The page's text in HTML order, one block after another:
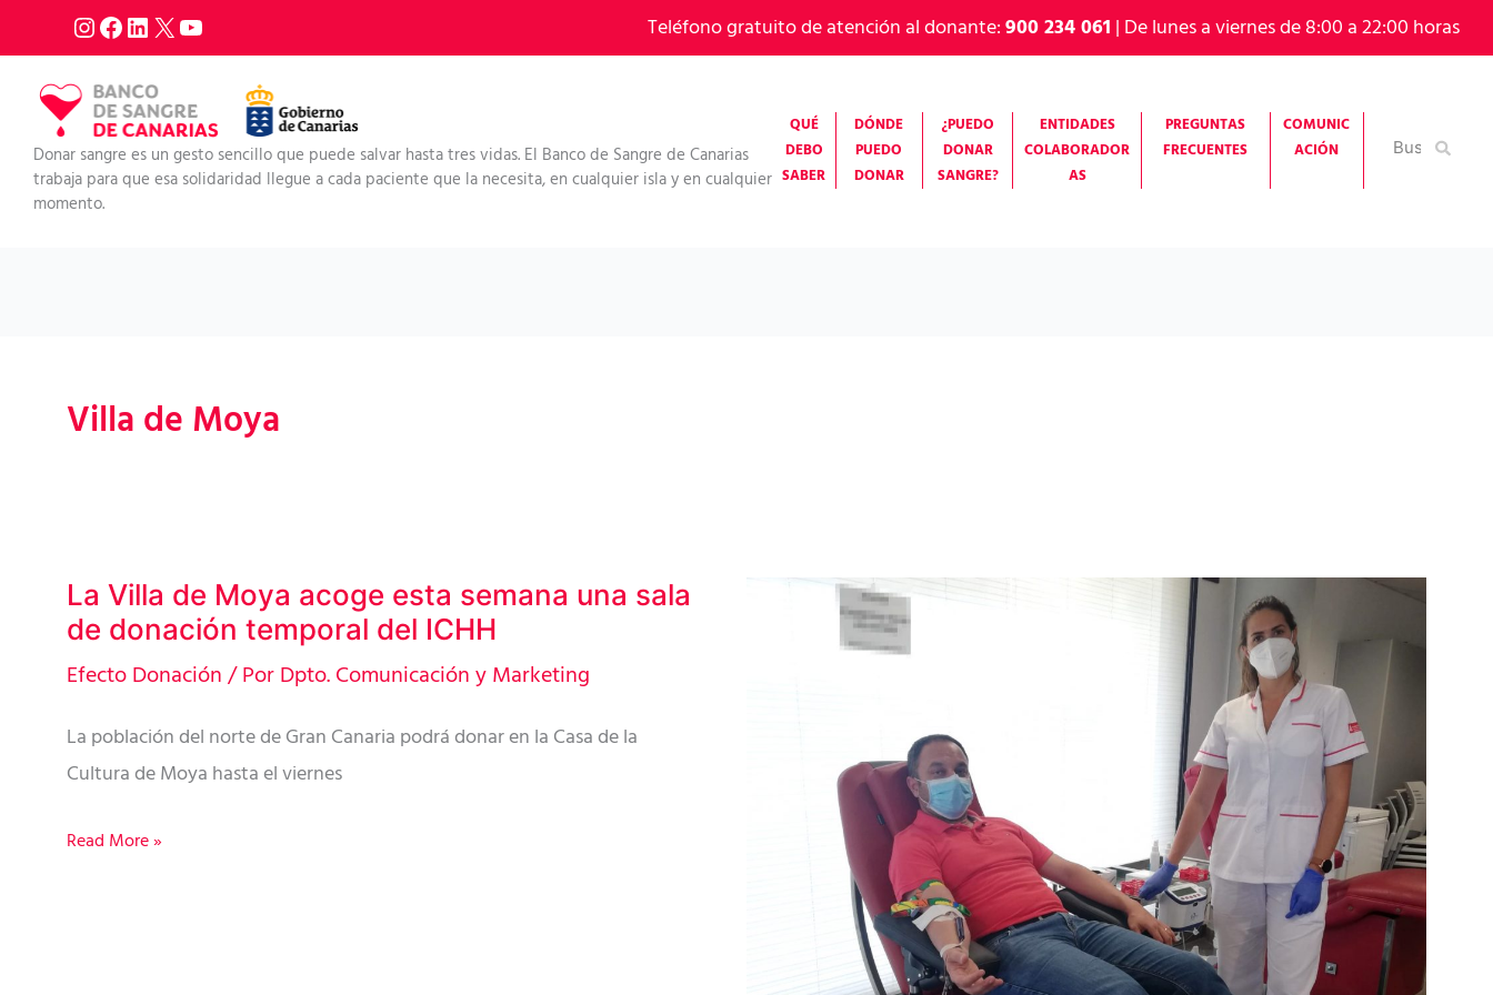
al
contenido
Teléfono gratuito de atención al donante:900 234 061 | De lunes a viernes de 8:00 a 22:00 horas
Donar sangre es un gesto sencillo que puede salvar hasta tres vidas. El Banco de Sangre de Canarias
trabaja para que esa solidaridad llegue a cada paciente que la necesita, en cualquier isla y en cualquier
momento.
QUÉ
DEBO
SABER
DÓNDE
PUEDO
DONAR
¿PUEDO
DONAR
SANGRE?
ENTIDADES
COLABORADOR
AS
PREGUNTAS
FRECUENTES
COMUNIC
ACIÓN
Buscar
Villa de Moya
La Villa de Moya acoge esta semana una sala
de donación temporal del ICHH
Efecto Donación/ PorDpto. Comunicación y Marketing
La población del norte de Gran Canaria podrá donar en la Casa de la
Cultura de Moya hasta el viernes
La
Villa
de
acoge
esta
una
Read More »